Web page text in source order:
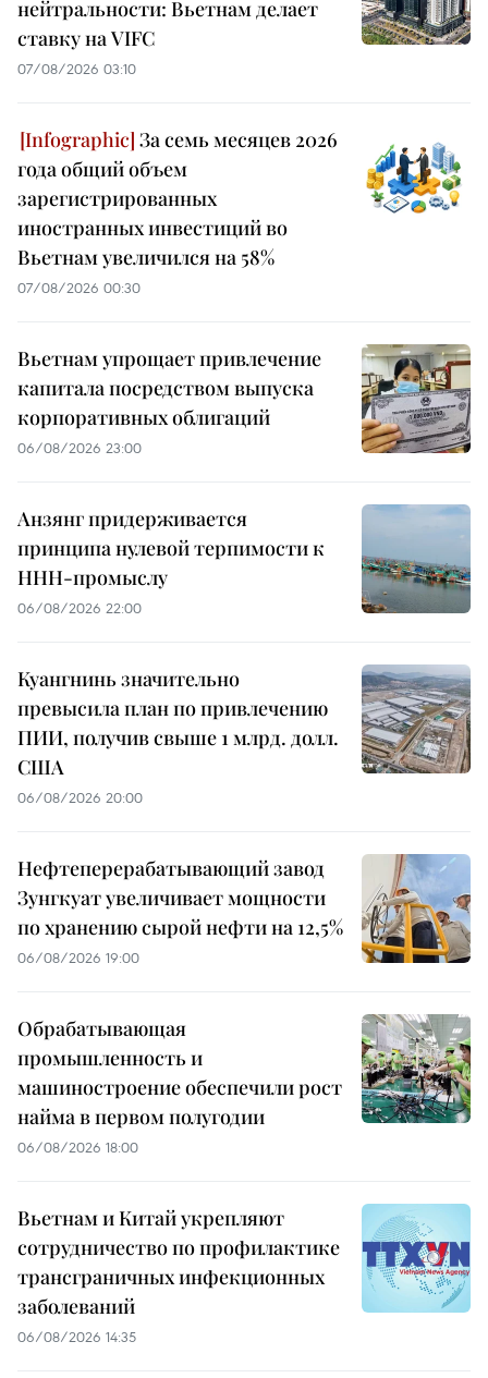
нейтральности: Вьетнам делает
ставку на VIFC
07/08/2026 03:10
За семь месяцев 2026
года общий объем
зарегистрированных
иностранных инвестиций во
Вьетнам увеличился на 58%
07/08/2026 00:30
Вьетнам упрощает привлечение
капитала посредством выпуска
корпоративных облигаций
06/08/2026 23:00
Анзянг придерживается
принципа нулевой терпимости к
ННН-промыслу
06/08/2026 22:00
Куангнинь значительно
превысила план по привлечению
ПИИ, получив свыше 1 млрд. долл.
США
06/08/2026 20:00
Нефтеперерабатывающий завод
Зунгкуат увеличивает мощности
по хранению сырой нефти на 12,5%
06/08/2026 19:00
Обрабатывающая
промышленность и
машиностроение обеспечили рост
найма в первом полугодии
06/08/2026 18:00
Вьетнам и Китай укрепляют
сотрудничество по профилактике
трансграничных инфекционных
заболеваний
06/08/2026 14:35